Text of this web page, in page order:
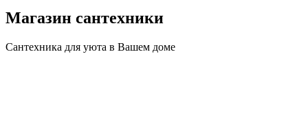
Магазин сантехники
Сантехника для уюта в Вашем доме